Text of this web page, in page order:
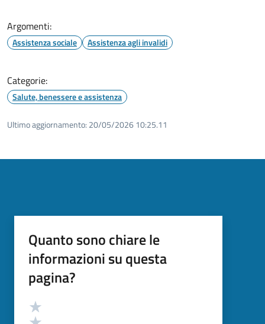
Argomenti:
Assistenza sociale Assistenza agli invalidi
Categorie:
Salute, benessere e assistenza
Ultimo aggiornamento: 20/05/2026 10:25.11
Quanto sono chiare le
informazioni su questa
pagina?
Valutazione